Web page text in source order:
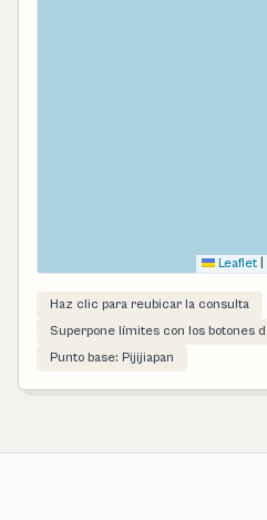
Leaflet
Haz clic para reubicar la consulta
Superpone límites con los botones
Punto base: Pijijiapan